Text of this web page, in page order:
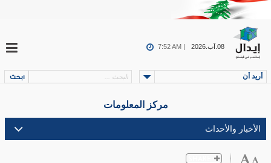
08.آب.2026 7:52 AM |
أريد أن
مركز المعلومات